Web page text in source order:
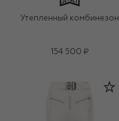
Утепленный комбинезон
154 500 ₽